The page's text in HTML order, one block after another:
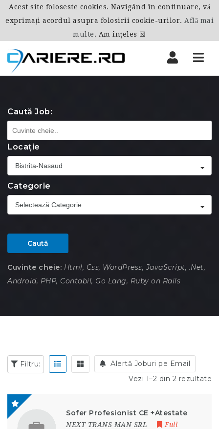
Caută Job:
Locație
Bistrita-Nasaud
Categorie
Selectează Categorie
Caută
Cuvinte cheie: Html, Css, WordPress, JavaScript, .Net,
Android, PHP, Contabil, Go Lang, Ruby on Rails
Filtru:
Alertă Joburi pe Email
Vezi 1–2 din 2 rezultate
Sofer Profesionist CE +Atestate
NEXT TRANS MAN SRL
Full
Acest site foloseste cookies. Navigând în continuare, vă
exprimați acordul asupra folosirii cookie-urilor. Află mai
multe. Am înțeles ☒